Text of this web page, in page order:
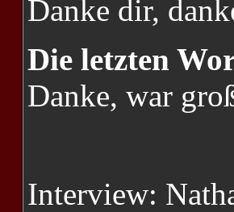
Danke dir,
Die letzten
Danke, war
Interview: